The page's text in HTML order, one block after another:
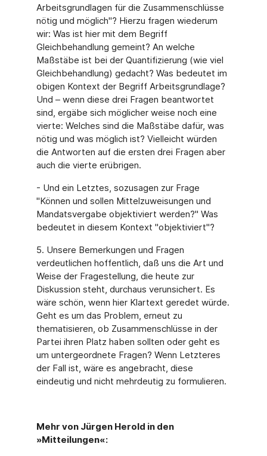
Arbeitsgrundlagen für die Zusammenschlüsse
nötig und möglich"? Hierzu fragen wiederum
wir: Was ist hier mit dem Begriff
Gleichbehandlung gemeint? An welche
Maßstäbe ist bei der Quantifizierung (wie viel
Gleichbehandlung) gedacht? Was bedeutet im
obigen Kontext der Begriff Arbeitsgrundlage?
Und – wenn diese drei Fragen beantwortet
sind, ergäbe sich möglicher weise noch eine
vierte: Welches sind die Maßstäbe dafür, was
nötig und was möglich ist? Vielleicht würden
die Antworten auf die ersten drei Fragen aber
auch die vierte erübrigen.
- Und ein Letztes, sozusagen zur Frage
"Können und sollen Mittelzuweisungen und
Mandatsvergabe objektiviert werden?" Was
bedeutet in diesem Kontext "objektiviert"?
5. Unsere Bemerkungen und Fragen
verdeutlichen hoffentlich, daß uns die Art und
Weise der Fragestellung, die heute zur
Diskussion steht, durchaus verunsichert. Es
wäre schön, wenn hier Klartext geredet würde.
Geht es um das Problem, erneut zu
thematisieren, ob Zusammenschlüsse in der
Partei ihren Platz haben sollten oder geht es
um untergeordnete Fragen? Wenn Letzteres
der Fall ist, wäre es angebracht, diese
eindeutig und nicht mehrdeutig zu formulieren.
Mehr von Jürgen Herold in den
»Mitteilungen«: